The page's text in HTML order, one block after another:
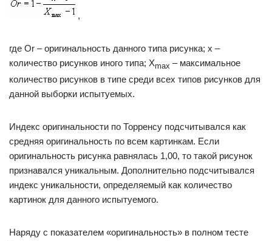
,
где Or – оригинальность данного типа рисунка; x –
количество рисунков иного типа; Xmax – максимальное
количество рисунков в типе среди всех типов рисунков для
данной выборки испытуемых.
Индекс оригинальности по Торренсу подсчитывался как
средняя оригинальность по всем картинкам. Если
оригинальность рисунка равнялась 1,00, то такой рисунок
признавался уникальным. Дополнительно подсчитывался
индекс уникальности, определяемый как количество
картинок для данного испытуемого.
Наряду с показателем «оригинальность» в полном тесте